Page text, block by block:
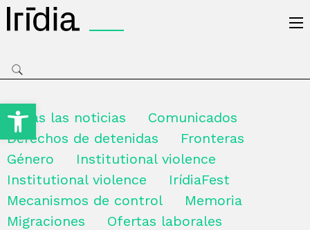
Open toolbar
Todas las noticias
Comunicados
Derechos de detenidas
Fronteras
Género
Institutional violence
Institutional violence
IrídiaFest
Mecanismos de control
Memoria
Migraciones
Ofertas laborales